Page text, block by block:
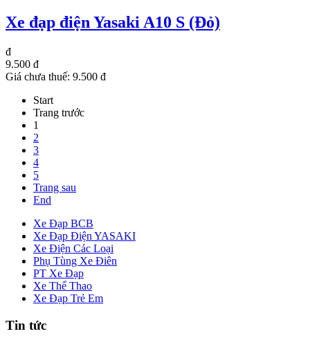
Xe đạp điện Yasaki A10 S (Đỏ)
đ
9.500 đ
Giá chưa thuế: 9.500 đ
Start
Trang trước
1
2
3
4
5
Trang sau
End
Xe Đạp BCB
Xe Đạp Điện YASAKI
Xe Điện Các Loại
Phụ Tùng Xe Điên
PT Xe Đạp
Xe Thể Thao
Xe Đạp Trẻ Em
Tin tức